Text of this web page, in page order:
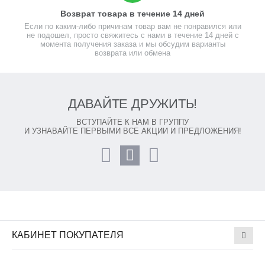
Возврат товара в течение 14 дней
Если по каким-либо причинам товар вам не понравился или
не подошел, просто свяжитесь с нами в течение 14 дней с
момента получения заказа и мы обсудим варианты
возврата или обмена
ДАВАЙТЕ ДРУЖИТЬ!
ВСТУПАЙТЕ К НАМ В ГРУППУ
И УЗНАВАЙТЕ ПЕРВЫМИ ВСЕ АКЦИИ И ПРЕДЛОЖЕНИЯ!
КАБИНЕТ ПОКУПАТЕЛЯ